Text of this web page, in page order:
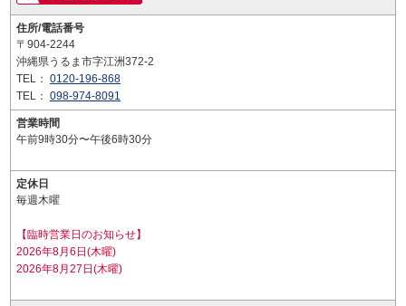
住所/電話番号
〒904-2244
沖縄県うるま市字江洲372-2
TEL： 0120-196-868
TEL： 098-974-8091
営業時間
午前9時30分〜午後6時30分
定休日
毎週木曜
【臨時営業日のお知らせ】
2026年8月6日(木曜)
2026年8月27日(木曜)